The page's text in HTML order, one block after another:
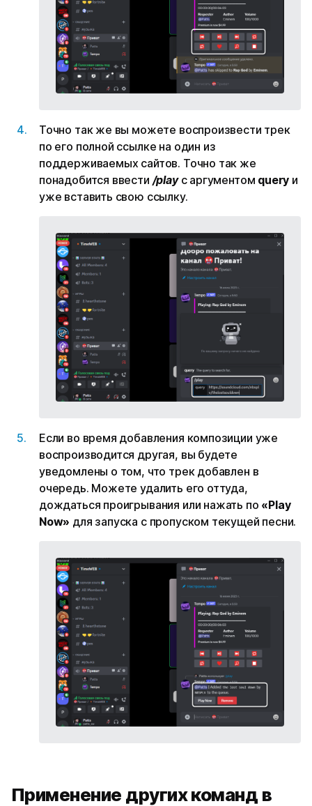
Точно так же вы можете воспроизвести трек
по его полной ссылке на один из
поддерживаемых сайтов. Точно так же
понадобится ввести /playс аргументом query и
уже вставить свою ссылку.
Если во время добавления композиции уже
воспроизводится другая, вы будете
уведомлены о том, что трек добавлен в
очередь. Можете удалить его оттуда,
дождаться проигрывания или нажать по «Play
Now» ‎ для запуска с пропуском текущей песни.
Применение других команд в